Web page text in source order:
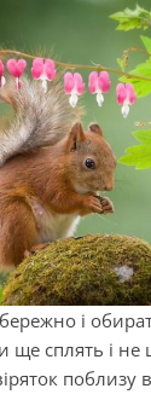
і
ще сплять і
поблизу